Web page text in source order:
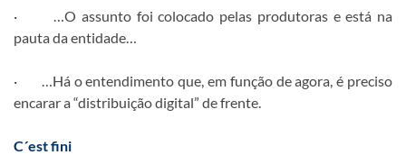
· …O assunto foi colocado pelas produtoras e está na
pauta da entidade…
· …Há o entendimento que, em função de agora, é preciso
encarar a “distribuição digital” de frente.
C´est fini